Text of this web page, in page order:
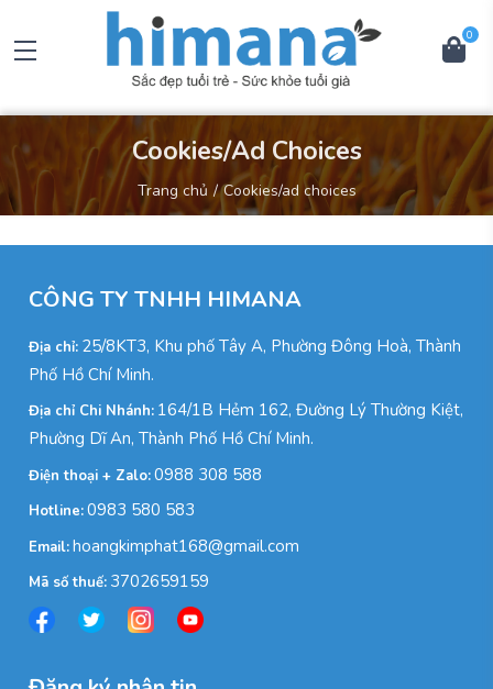
0
Cookies/Ad Choices
trang chủ cookies/ad choices
CÔNG TY TNHH HIMANA
Địa chỉ: 25/8KT3, Khu phố Tây A, Phường Đông Hoà, Thành
Phố Hồ Chí Minh.
Địa chỉ Chi Nhánh: 164/1B Hẻm 162, Đường Lý Thường Kiệt,
Phường Dĩ An, Thành Phố Hồ Chí Minh.
Điện thoại + Zalo:0988 308 588
Hotline:0983 580 583
Email:hoangkimphat168@gmail.com
Mã số thuế: 3702659159